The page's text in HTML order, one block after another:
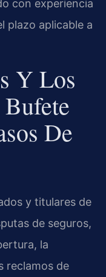
con experiencia
plazo aplicable a
Y Los
De
y titulares de
de seguros,
la
reclamos de